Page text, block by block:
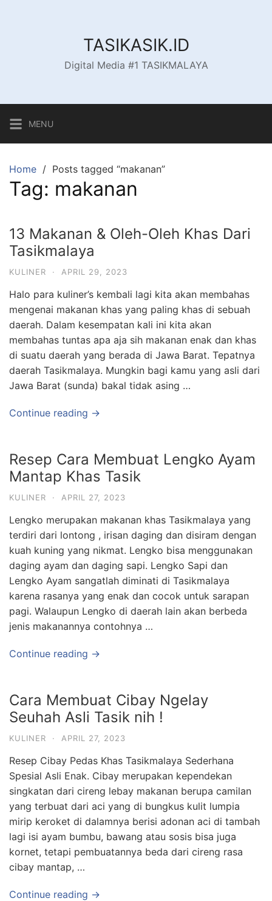
TASIKASIK.ID
Digital Media #1 TASIKMALAYA
MENU
Home Posts tagged “makanan”
Tag: makanan
13 Makanan & Oleh-Oleh Khas Dari
Tasikmalaya
KULINER · APRIL 29, 2023
Halo para kuliner’s kembali lagi kita akan membahas
mengenai makanan khas yang paling khas di sebuah
daerah. Dalam kesempatan kali ini kita akan
membahas tuntas apa aja sih makanan enak dan khas
di suatu daerah yang berada di Jawa Barat. Tepatnya
daerah Tasikmalaya. Mungkin bagi kamu yang asli dari
Jawa Barat (sunda) bakal tidak asing …
Continue reading →
Resep Cara Membuat Lengko Ayam
Mantap Khas Tasik
KULINER · APRIL 27, 2023
Lengko merupakan makanan khas Tasikmalaya yang
terdiri dari lontong , irisan daging dan disiram dengan
kuah kuning yang nikmat. Lengko bisa menggunakan
daging ayam dan daging sapi. Lengko Sapi dan
Lengko Ayam sangatlah diminati di Tasikmalaya
karena rasanya yang enak dan cocok untuk sarapan
pagi. Walaupun Lengko di daerah lain akan berbeda
jenis makanannya contohnya …
Continue reading →
Cara Membuat Cibay Ngelay
Seuhah Asli Tasik nih !
KULINER · APRIL 27, 2023
Resep Cibay Pedas Khas Tasikmalaya Sederhana
Spesial Asli Enak. Cibay merupakan kependekan
singkatan dari cireng lebay makanan berupa camilan
yang terbuat dari aci yang di bungkus kulit lumpia
mirip keroket di dalamnya berisi adonan aci di tambah
lagi isi ayam bumbu, bawang atau sosis bisa juga
kornet, tetapi pembuatannya beda dari cireng rasa
cibay mantap, …
Continue reading →